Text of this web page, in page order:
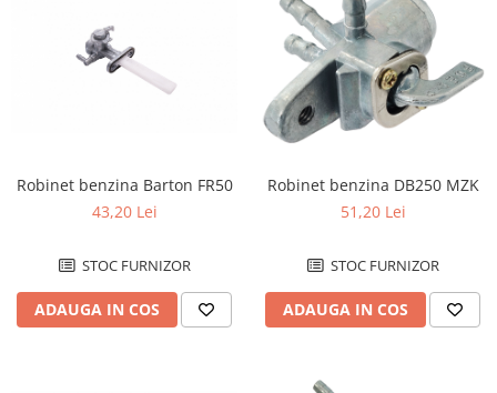
Robinet benzina Barton FR50
43,20 Lei
STOC FURNIZOR
ADAUGA IN COS
Robinet benzina DB250 MZK
51,20 Lei
STOC FURNIZOR
ADAUGA IN COS